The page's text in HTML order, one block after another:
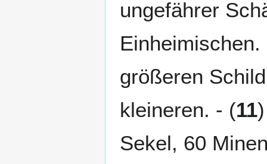
ungefährer
Einheimischen.
größeren
kleineren. - (11
Sekel, 60